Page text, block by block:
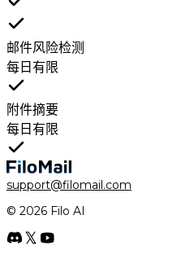
邮件风险检测
每日有限
附件摘要
每日有限
support@filomail.com
© 2026 Filo AI